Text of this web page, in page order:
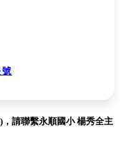
請聯繫永順國小 楊秀全主